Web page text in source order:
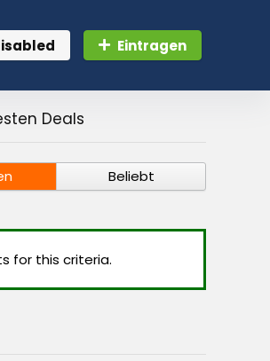
Eintragen
Deals
Beliebt
for this criteria.